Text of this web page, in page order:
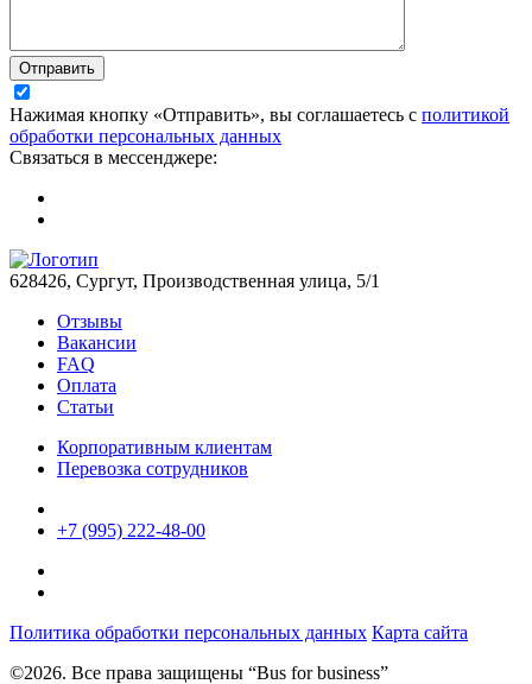
Отправить
Нажимая кнопку «Отправить», вы соглашаетесь с политикой
обработки персональных данных
Связаться в мессенджере:
628426, Сургут, Производственная улица, 5/1
Отзывы
Вакансии
FAQ
Оплата
Статьи
Корпоративным клиентам
Перевозка сотрудников
+7 (995) 222-48-00
Политика обработки персональных данных Карта сайта
©2026. Все права защищены “Bus for business”